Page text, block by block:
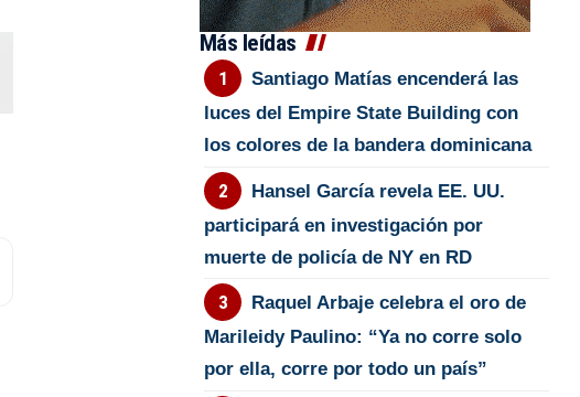
Más leídas
Santiago Matías encenderá las
luces del Empire State Building con
los colores de la bandera dominicana
Hansel García revela EE. UU.
participará en investigación por
muerte de policía de NY en RD
Raquel Arbaje celebra el oro de
Marileidy Paulino: “Ya no corre solo
por ella, corre por todo un país”